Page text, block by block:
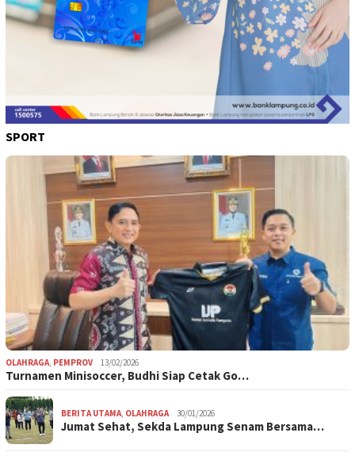
SPORT
OLAHRAGA, PEMPROV 13/02/2026
Turnamen Minisoccer, Budhi Siap Cetak Go…
BERITA UTAMA, OLAHRAGA 30/01/2026
Jumat Sehat, Sekda Lampung Senam Bersama…